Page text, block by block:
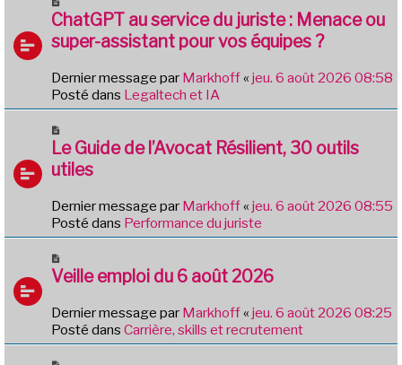
s
a
g
o
u
v
a
u
s
s
g
e
ChatGPT au service du juriste : Menace ou
super-assistant pour vos équipes ?
Dernier message par Markhoff« jeu. 6 août 2026 08:58
Posté dans Legaltech et IA
o
u
v
a
u
s
a
g
e
Le Guide de l’Avocat Résilient, 30 outils
utiles
Dernier message par Markhoff« jeu. 6 août 2026 08:55
Posté dans Performance du juriste
o
v
e
a
Veille emploi du 6 août 2026
Dernier message par Markhoff« jeu. 6 août 2026 08:25
Posté dans Carrière, skills et recrutement